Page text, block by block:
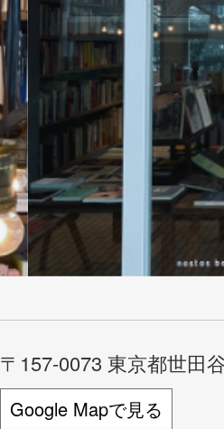
〒157-0073 東京都世田
Google Mapで見る